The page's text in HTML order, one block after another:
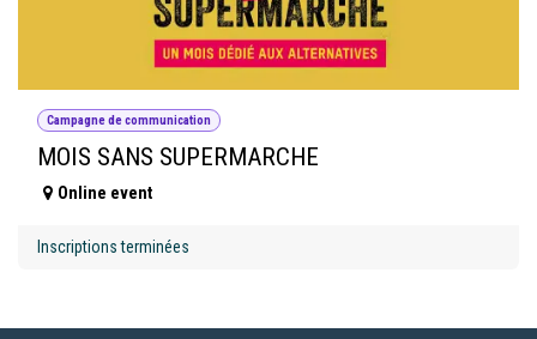
Campagne de communication
MOIS SANS SUPERMARCHE
Online event
Inscriptions terminées